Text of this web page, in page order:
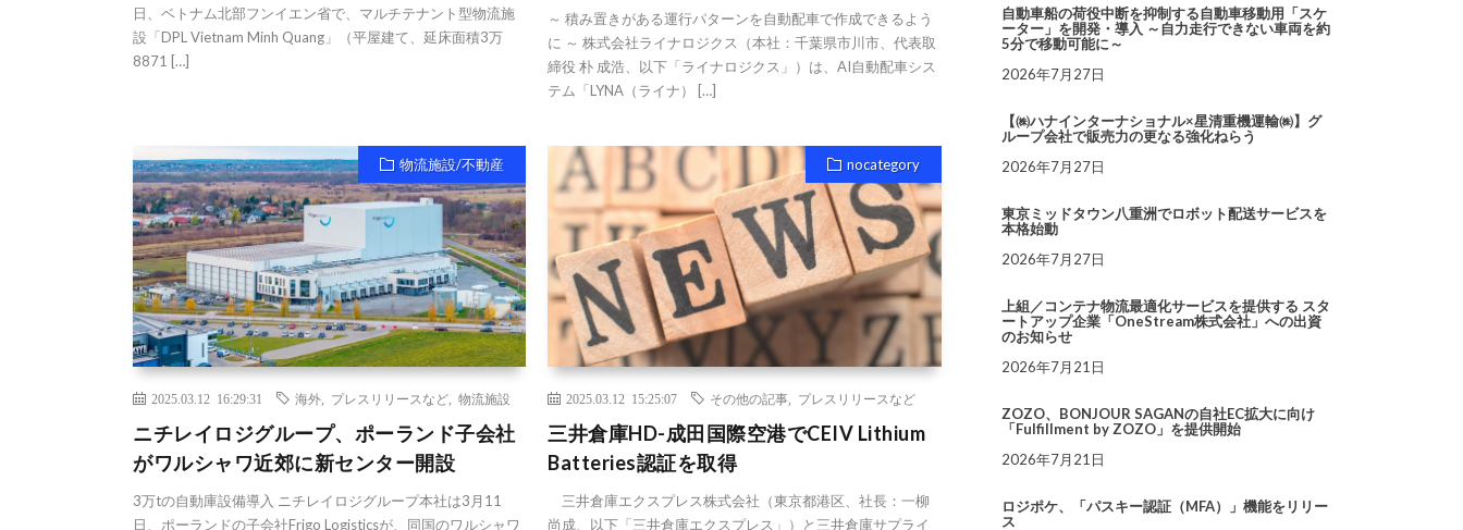
日、ベトナム北部フンイエン省で、マルチテナント型物流施
設「DPL Vietnam Minh Quang」（平屋建て、延床面積3万
8871 […]
～ 積み置きがある運行パターンを自動配車で作成できるよう
に ～ 株式会社ライナロジクス（本社：千葉県市川市、代表取
締役 朴 成浩、以下「ライナロジクス」）は、AI自動配車シス
テム「LYNA（ライナ） […]
物流施設/不動産
2025.03.12 16:29:31 海外 プレスリリースなど 物流施設
ニチレイロジグループ、ポーランド子会社
がワルシャワ近郊に新センター開設
3万tの自動庫設備導入 ニチレイロジグループ本社は3月11
日、ポーランドの子会社Frigo Logisticsが、同国のワルシャワ
nocategory
2025.03.12 15:25:07 その他の記事 プレスリリースなど
三井倉庫HD-成田国際空港でCEIV Lithium
Batteries認証を取得
三井倉庫エクスプレス株式会社（東京都港区、社長：一柳
尚成、以下「三井倉庫エクスプレス」）と三井倉庫サプライ
自動車船の荷役中断を抑制する自動車移動用「スケ
ーター」を開発・導入 ～自力走行できない車両を約
5分で移動可能に～
2026年7月27日
【㈱ハナインターナショナル×星清重機運輸㈱】グ
ループ会社で販売力の更なる強化ねらう
2026年7月27日
東京ミッドタウン八重洲でロボット配送サービスを
本格始動
2026年7月27日
上組／コンテナ物流最適化サービスを提供する スタ
ートアップ企業「OneStream株式会社」への出資
のお知らせ
2026年7月21日
ZOZO、BONJOUR SAGANの自社EC拡大に向け
「Fulfillment by ZOZO」を提供開始
2026年7月21日
ロジポケ、「パスキー認証（MFA）」機能をリリー
ス